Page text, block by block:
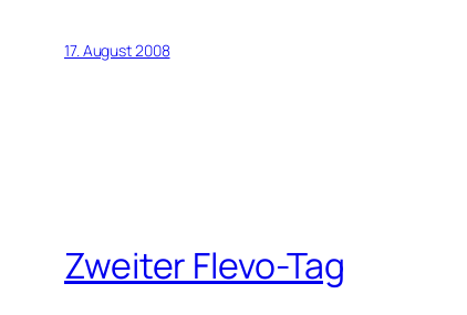
17. August 2008
Zweiter Flevo-Tag